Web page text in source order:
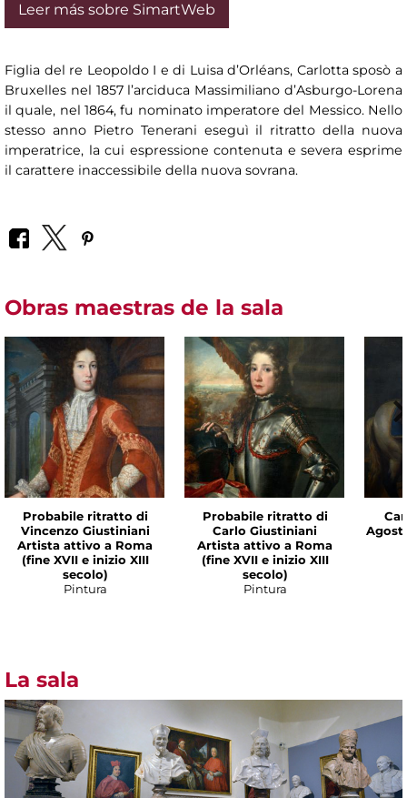
Leer más sobre SimartWeb
Figlia del re Leopoldo I e di Luisa d’Orléans, Carlotta sposò a
Bruxelles nel 1857 l’arciduca Massimiliano d’Asburgo-Lorena
il quale, nel 1864, fu nominato imperatore del Messico. Nello
stesso anno Pietro Tenerani eseguì il ritratto della nuova
imperatrice, la cui espressione contenuta e severa esprime
il carattere inaccessibile della nuova sovrana.
Obras maestras de la sala
Probabile ritratto di
Vincenzo Giustiniani
Artista attivo a Roma
(fine XVII e inizio XIII
secolo)
Pintura
Probabile ritratto di
Carlo Giustiniani
Artista attivo a Roma
(fine XVII e inizio XIII
secolo)
Pintura
La sala